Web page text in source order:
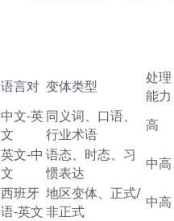
语言对 变体类型
处理
能力
中文-英
文
同义词、口语、
行业术语
高
英文-中
文
语态、时态、习
惯表达
中高
西班牙
语-英文
地区变体、正式/
非正式
中高